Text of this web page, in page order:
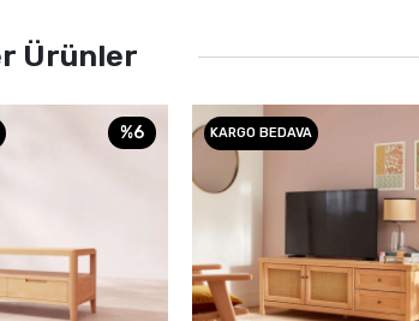
Ürünler
%6 KARGO BEDAVA